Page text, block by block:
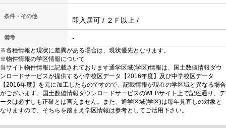
条件・その他 即入居可 / ２Ｆ以上 /
備考 -
※各種情報と現状に差異がある場合は、現状優先となります。
※物件情報の学区情報について
当サイト物件情報に記載されております通学区域(学区)情報は、国土数値情報ダウ
ンロードサービスが提供する小学校区データ【2016年度】及び中学校区データ
【2016年度】を元に加工したものですので、記載情報が現在の学区域と異なる場合
がございます。国土数値情報ダウンロードサービスのWEBサイト上で記述通り、デ
ータは必ずしも正確とは言えません。また、通学区域(学区)は毎年見直しの対象と
なりますので、そちらを踏まえ学区情報は参考としてご活用下さい。